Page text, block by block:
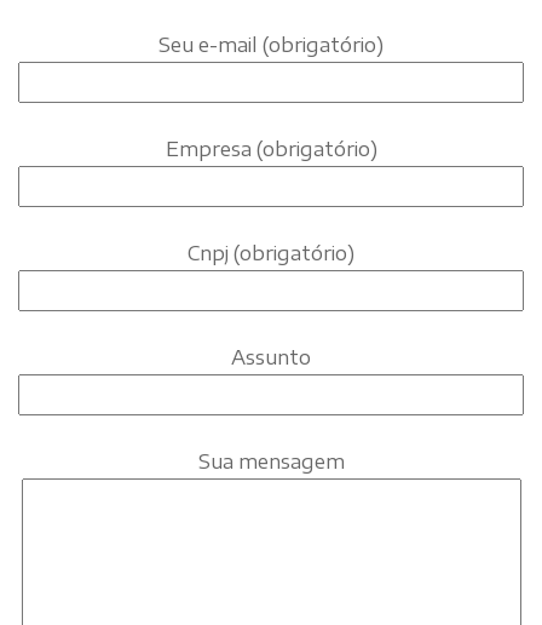
Seu e-mail (obrigatório)
Empresa (obrigatório)
Cnpj (obrigatório)
Assunto
Sua mensagem